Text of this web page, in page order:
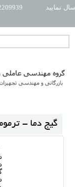
نمایید -09022209939
گیج دما -